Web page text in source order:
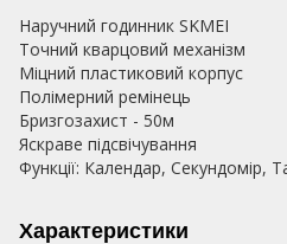
Наручний годинник SKMEI
Точний кварцовий механізм
Міцний пластиковий корпус
Полімерний ремінець
Бризгозахист - 50м
Яскраве підсвічування
Функції: Календар, Секундомір,
Характеристики